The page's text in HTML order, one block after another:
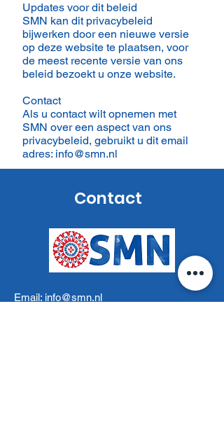
Updates voor dit beleid
SMN kan dit privacybeleid
bijwerken door een nieuwe versie
op deze website te plaatsen, voor
de meest recente versie van ons
beleid bezoekt u onze website.
Contact
Als u contact wilt opnemen met
SMN over een aspect van ons
privacybeleid, gebruikt u dit email
adres: info@smn.nl
Contact
Email: info@smn.nl